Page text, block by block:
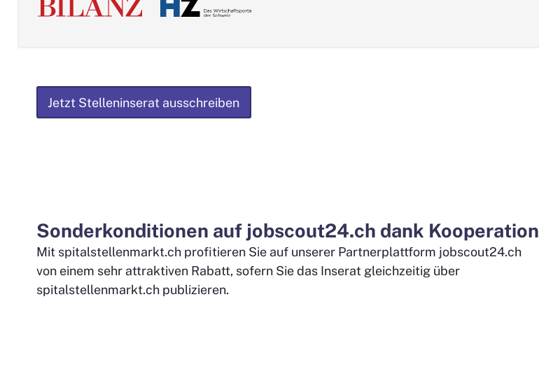
Jetzt Stelleninserat ausschreiben
Sonderkonditionen auf jobscout24.ch dank Kooperation
Mit spitalstellenmarkt.ch profitieren Sie auf unserer Partnerplattform jobscout24.ch
von einem sehr attraktiven Rabatt, sofern Sie das Inserat gleichzeitig über
spitalstellenmarkt.ch publizieren.